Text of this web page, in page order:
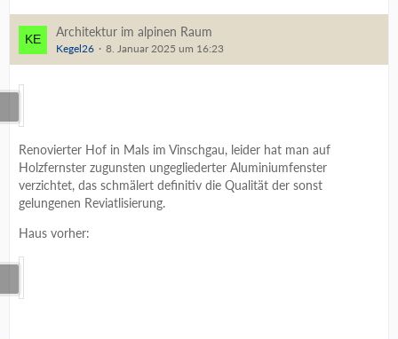
Architektur im alpinen Raum
Kegel26 8. Januar 2025 um 16:23
Renovierter Hof in Mals im Vinschgau, leider hat man auf
Holzfernster zugunsten ungegliederter Aluminiumfenster
verzichtet, das schmälert definitiv die Qualität der sonst
gelungenen Reviatlisierung.
Haus vorher: